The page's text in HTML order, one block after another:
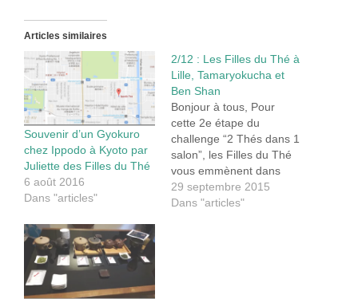
Articles similaires
Souvenir d’un Gyokuro
chez Ippodo à Kyoto par
Juliette des Filles du Thé
6 août 2016
Dans "articles"
2/12 : Les Filles du Thé à
Lille, Tamaryokucha et
Ben Shan
Bonjour à tous, Pour
cette 2e étape du
challenge “2 Thés dans 1
salon”, les Filles du Thé
vous emmènent dans
leur région d’origine : le
Nord ! Et oui… nous
29 septembre 2015
Dans "articles"